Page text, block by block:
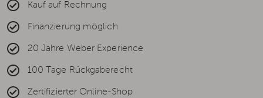
Kauf auf Rechnung
Finanzierung möglich
20 Jahre Weber Experience
100 Tage Rückgaberecht
Zertifizierter Online-Shop